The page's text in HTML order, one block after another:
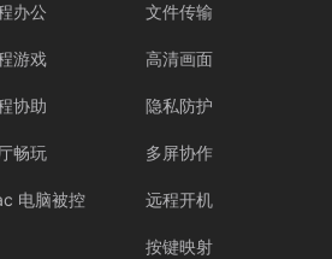
办公
游戏
协助
畅玩
电脑被控
文件传输
高清画面
隐私防护
多屏协作
远程开机
按键映射